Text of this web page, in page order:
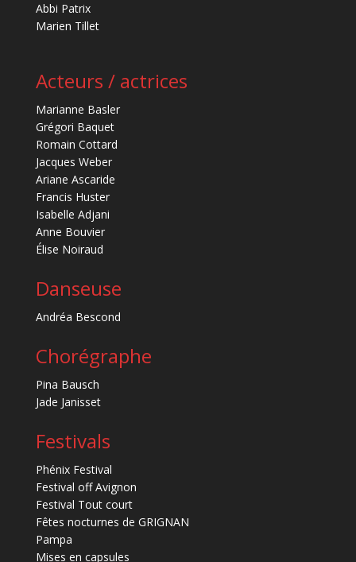
Abbi Patrix
Marien Tillet
Acteurs / actrices
Marianne Basler
Grégori Baquet
Romain Cottard
Jacques Weber
Ariane Ascaride
Francis Huster
Isabelle Adjani
Anne Bouvier
Élise Noiraud
Danseuse
Andréa Bescond
Chorégraphe
Pina Bausch
Jade Janisset
Festivals
Phénix Festival
Festival off Avignon
Festival Tout court
Fêtes nocturnes de GRIGNAN
Pampa
Mises en capsules